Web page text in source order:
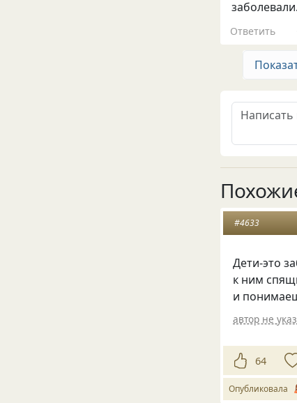
Ответить
#4633
Дети-это
к ним
и
автор не
64
Опубликовала